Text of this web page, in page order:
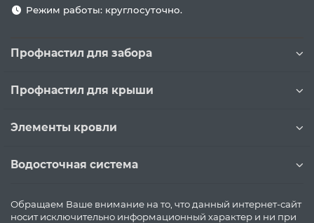
Режим работы: круглосуточно.
Профнастил для забора
Профнастил для крыши
Элементы кровли
Водосточная система
Обращаем Ваше внимание на то, что данный интернет-сайт
носит исключительно информационный характер и ни при